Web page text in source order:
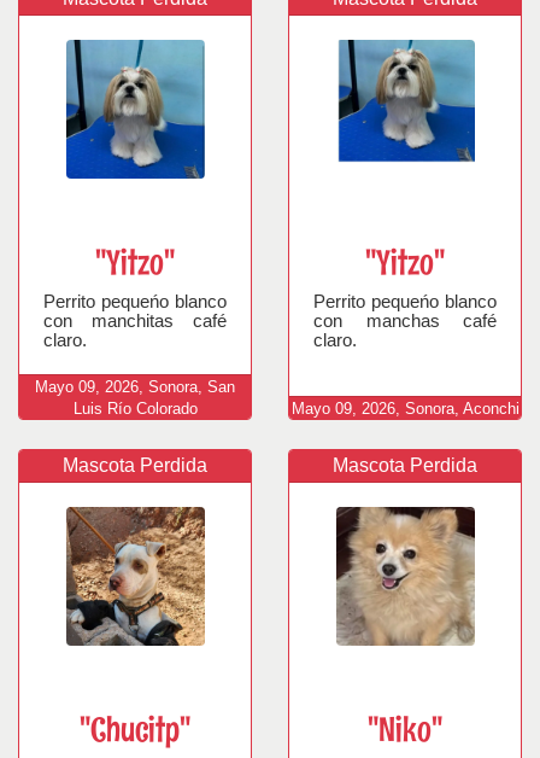
"Yitzo"
Perrito pequeńo blanco
con manchitas café
claro.
Mayo 09, 2026, Sonora, San
Luis Río Colorado
"Yitzo"
Perrito pequeńo blanco
con manchas café
claro.
Mayo 09, 2026, Sonora, Aconchi
Mascota Perdida
"Chucitp"
Mascota Perdida
"Niko"